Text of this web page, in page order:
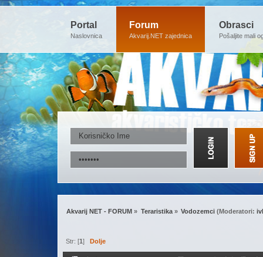
Portal
Naslovnica
Forum
Akvarij.NET zajednica
Obrasci
Pošaljite mali
Akvarij NET - FORUM » Teraristika» Vodozemci (Moderatori:
Str: [1] Dolje